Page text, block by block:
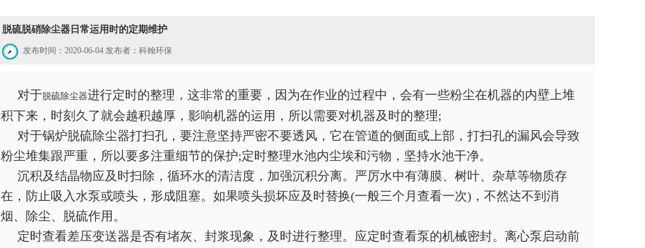
脱硫脱硝除尘器日常运用时的定期维护
发布时间：2020-06-04 发布者：科翰环保
对于脱硫除尘器进行定时的整理，这非常的重要，因为在作业的过程中，会有一些粉尘在机器的内壁上堆
积下来，时刻久了就会越积越厚，影响机器的运用，所以需要对机器及时的整理;
对于锅炉脱硫除尘器打扫孔，要注意坚持严密不要透风，它在管道的侧面或上部，打扫孔的漏风会导致
粉尘堆集跟严重，所以要多注重细节的保护;定时整理水池内尘埃和污物，坚持水池干净。
沉积及结晶物应及时扫除，循环水的清洁度，加强沉积分离。严厉水中有薄膜、树叶、杂草等物质存
在，防止吸入水泵或喷头，形成阻塞。如果喷头损坏应及时替换(一般三个月查看一次)，不然达不到消
烟、除尘、脱硫作用。
定时查看差压变送器是否有堵灰、封浆现象，及时进行整理。应定时查看泵的机械密封。离心泵启动前